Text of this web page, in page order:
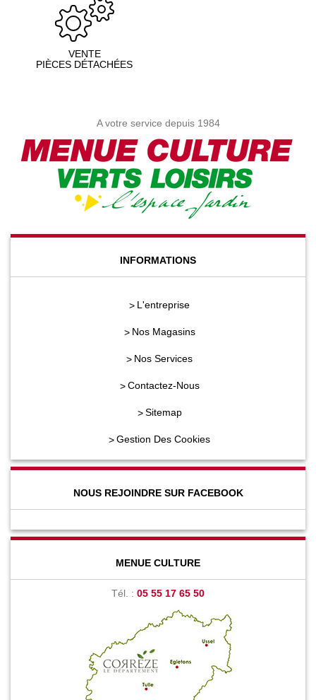
VENTE
PIÈCES DÉTACHÉES
A votre service depuis 1984
INFORMATIONS
L'entreprise
Nos Magasins
Nos Services
Contactez-Nous
Sitemap
Gestion Des Cookies
NOUS REJOINDRE SUR FACEBOOK
MENUE CULTURE
Tél. : 05 55 17 65 50